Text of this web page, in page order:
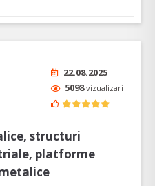
22.08.2025
5098vizualizari
structuri
platforme